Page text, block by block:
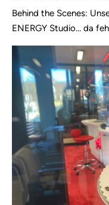
Behind the Scenes:
ENERGY Studio… da